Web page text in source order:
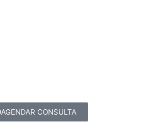
AGENDAR CONSULTA